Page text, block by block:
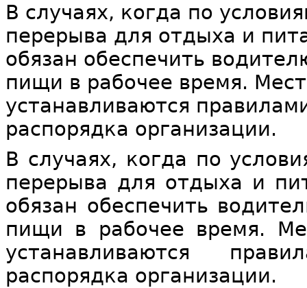
В случаях, когда по
перерыва для отдыха и
обязан обеспечить
пищи в рабочее время.
устанавливаются
распорядка организации.
В случаях, когда по
перерыва для отдыха и
обязан обеспечить
пищи в рабочее время.
устанавливаются
распорядка организации.